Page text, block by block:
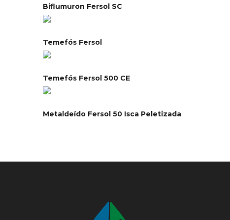
Biflumuron Fersol SC
Temefós Fersol
Temefós Fersol 500 CE
Metaldeído Fersol 50 Isca Peletizada